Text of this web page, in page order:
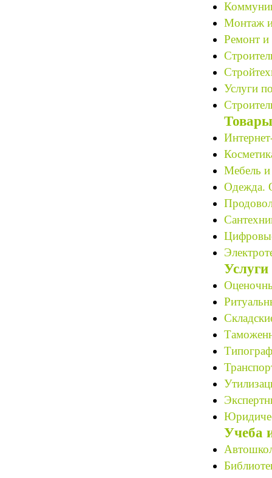
Монтаж
Ремонт и
Услуги
Мебель
Одежда.
Учеба